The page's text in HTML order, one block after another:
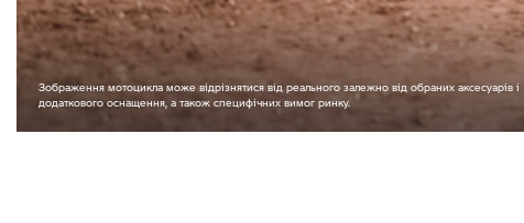
Зображення мотоцикла може відрізнятися від реального залежно від обраних аксесуарів і
додаткового оснащення, а також специфічних вимог ринку.